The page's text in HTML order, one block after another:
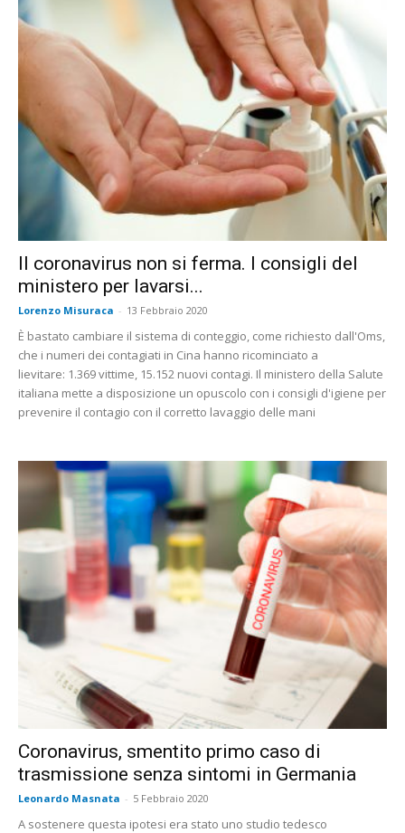
Il coronavirus non si ferma. I consigli del
ministero per lavarsi...
Lorenzo Misuraca - 13 Febbraio 2020
È bastato cambiare il sistema di conteggio, come richiesto dall'Oms,
che i numeri dei contagiati in Cina hanno ricominciato a
lievitare: 1.369 vittime, 15.152 nuovi contagi. Il ministero della Salute
italiana mette a disposizione un opuscolo con i consigli d'igiene per
prevenire il contagio con il corretto lavaggio delle mani
Coronavirus, smentito primo caso di
trasmissione senza sintomi in Germania
Leonardo Masnata - 5 Febbraio 2020
A sostenere questa ipotesi era stato uno studio tedesco